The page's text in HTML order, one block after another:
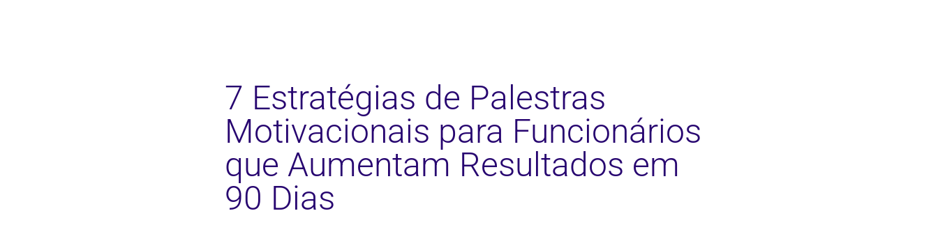
7 Estratégias de Palestras
Motivacionais para Funcionários
que Aumentam Resultados em
90 Dias